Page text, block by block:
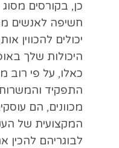
כן, בקורסים
חשיפה לאנשים
יכולים להכווין
היכולות שלך
כאלו, על פי רוב
התפקיד
מכוונים, הם
המקצועית של
לבוגריהם להכין